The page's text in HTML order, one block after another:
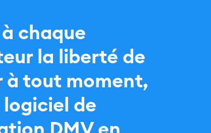
chaque
la liberté de
à tout moment,
logiciel de